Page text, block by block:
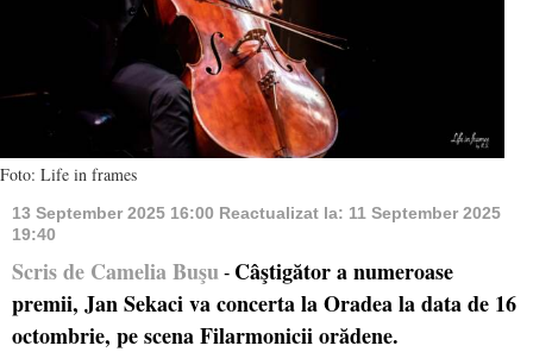
Foto: Life in frames
13 September 2025 16:00 Reactualizat la: 11 September 2025
19:40
Scris de Camelia Buşu - Câştigător a numeroase
premii, Jan Sekaci va concerta la Oradea la data de 16
octombrie, pe scena Filarmonicii orădene.